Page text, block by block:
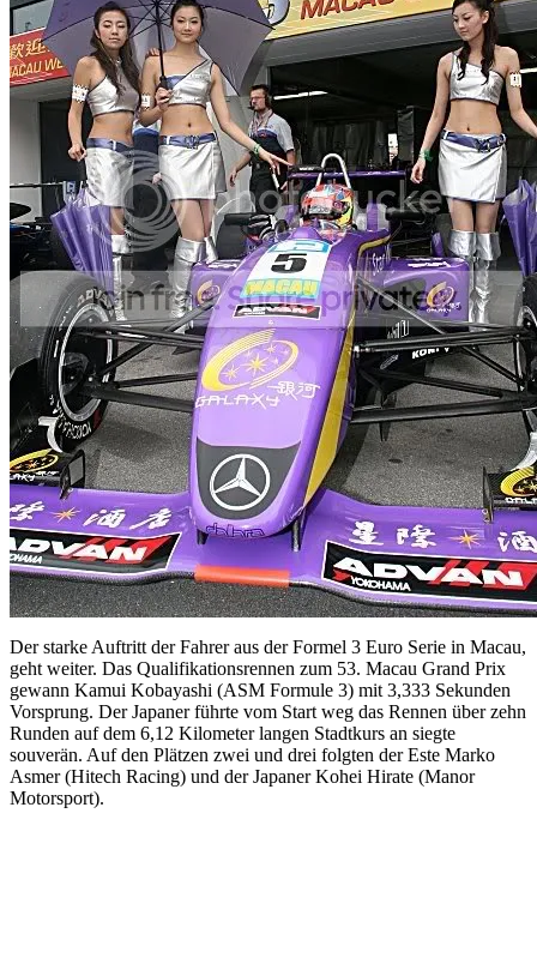
Der starke Auftritt der Fahrer aus der Formel 3 Euro Serie in Macau,
geht weiter. Das Qualifikationsrennen zum 53. Macau Grand Prix
gewann Kamui Kobayashi (ASM Formule 3) mit 3,333 Sekunden
Vorsprung. Der Japaner führte vom Start weg das Rennen über zehn
Runden auf dem 6,12 Kilometer langen Stadtkurs an siegte
souverän. Auf den Plätzen zwei und drei folgten der Este Marko
Asmer (Hitech Racing) und der Japaner Kohei Hirate (Manor
Motorsport).